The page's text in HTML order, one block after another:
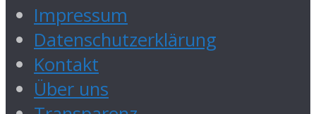
Impressum
Datenschutzerklärung
Kontakt
Über uns